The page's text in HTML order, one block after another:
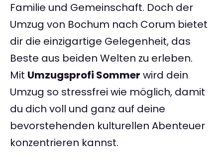
Familie und Gemeinschaft. Doch der
Umzug von Bochum nach Corum bietet
dir die einzigartige Gelegenheit, das
Beste aus beiden Welten zu erleben.
Mit Umzugsprofi Sommer wird dein
Umzug so stressfrei wie möglich, damit
du dich voll und ganz auf deine
bevorstehenden kulturellen Abenteuer
konzentrieren kannst.